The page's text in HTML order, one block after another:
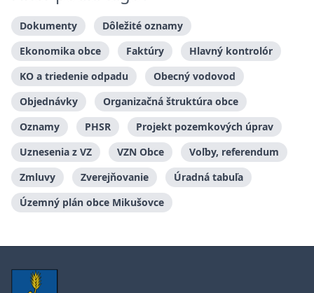
Dokumenty
Dôležité oznamy
Ekonomika obce
Faktúry
Hlavný kontrolór
KO a triedenie odpadu
Obecný vodovod
Objednávky
Organizačná štruktúra obce
Oznamy
PHSR
Projekt pozemkových úprav
Uznesenia z VZ
VZN Obce
Voľby, referendum
Zmluvy
Zverejňovanie
Úradná tabuľa
Územný plán obce Mikušovce